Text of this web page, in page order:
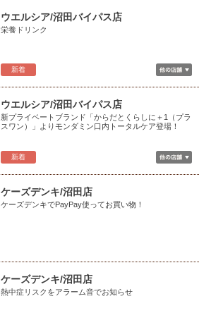
新着
ウエルシア/沼田バイパス店
栄養ドリンク
新着
ウエルシア/沼田バイパス店
新プライベートブランド「からだとくらしに＋1（プラ
スワン）」よりモンダミン口内トータルケア登場！
ケーズデンキ/沼田店
ケーズデンキでPayPay使ってお買い物！
ケーズデンキ/沼田店
熱中症リスクをアラーム音でお知らせ